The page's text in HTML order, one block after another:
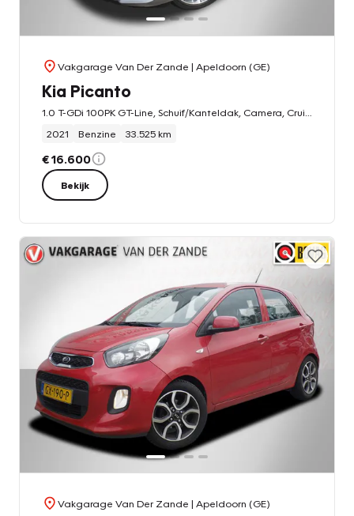
Vakgarage Van Der Zande | Apeldoorn (GE)
Kia Picanto
2021
Benzine 33.525 km
€ 16.600
Bekijk
Vakgarage Van Der Zande | Apeldoorn (GE)